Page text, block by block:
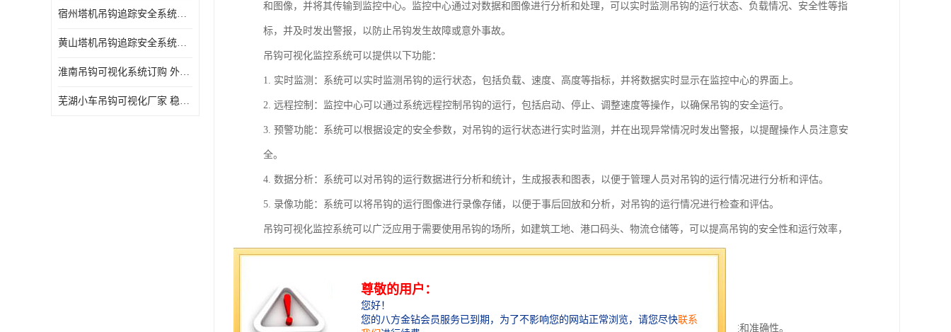
宿州塔机吊钩追踪安全系统厂家 提高工作效率 结构清晰稳定
黄山塔机吊钩追踪安全系统价格 可远程查看 减少盲吊引发的事故
淮南吊钩可视化系统订购 外观简洁大方 体积小 占用空间小
芜湖小车吊钩可视化厂家 稳定性高 可视吊装 降低盲吊风险
和图像，并将其传输到监控中心。监控中心通过对数据和图像进行分析和处理，可以实时监测吊钩的运行状态、负载情况、安全性等指
标，并及时发出警报，以防止吊钩发生故障或意外事故。
吊钩可视化监控系统可以提供以下功能：
1. 实时监测：系统可以实时监测吊钩的运行状态，包括负载、速度、高度等指标，并将数据实时显示在监控中心的界面上。
2. 远程控制：监控中心可以通过系统远程控制吊钩的运行，包括启动、停止、调整速度等操作，以确保吊钩的安全运行。
3. 预警功能：系统可以根据设定的安全参数，对吊钩的运行状态进行实时监测，并在出现异常情况时发出警报，以提醒操作人员注意安
全。
4. 数据分析：系统可以对吊钩的运行数据进行分析和统计，生成报表和图表，以便于管理人员对吊钩的运行情况进行分析和评估。
5. 录像功能：系统可以将吊钩的运行图像进行录像存储，以便于事后回放和分析，对吊钩的运行情况进行检查和评估。
吊钩可视化监控系统可以广泛应用于需要使用吊钩的场所，如建筑工地、港口码头、物流仓储等，可以提高吊钩的安全性和运行效率，
减少事故的发生。
1. 实时监控：塔吊安全监控系统能够实时监控塔吊的运行状态和工作环境，及时发现异常情况。
2. 多种监控手段：系统通过视频监控、传感器监测、声音识别等多种手段对塔吊进行监控，提高监控的全面性和准确性。